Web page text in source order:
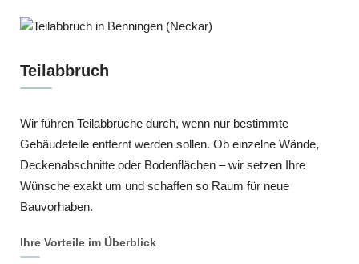
Teilabbruch
Wir führen Teilabbrüche durch, wenn nur bestimmte
Gebäudeteile entfernt werden sollen. Ob einzelne Wände,
Deckenabschnitte oder Bodenflächen – wir setzen Ihre
Wünsche exakt um und schaffen so Raum für neue
Bauvorhaben.
Ihre Vorteile im Überblick